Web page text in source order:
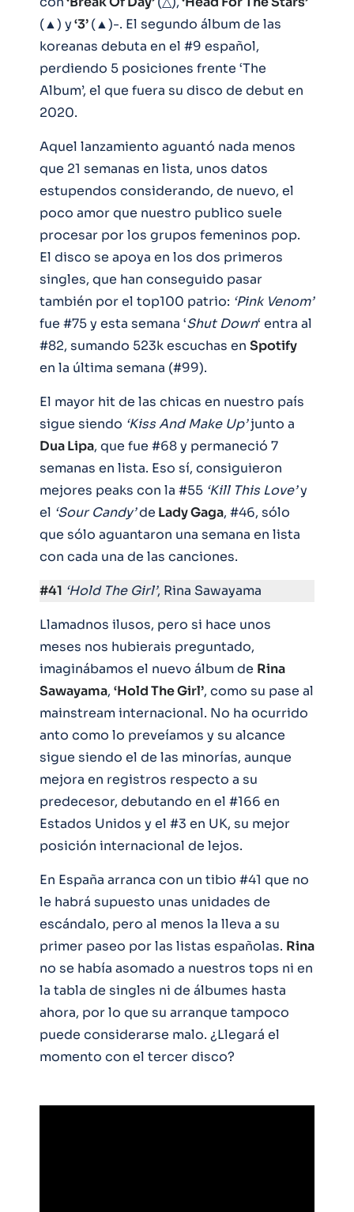
(▲) y‘3’(▲)-. El segundo álbum de las
koreanas debuta en el #9 español,
perdiendo 5 posiciones frente ‘The
Album’, el que fuera su disco de debut en
2020.
Aquel lanzamiento aguantó nada menos
que 21 semanas en lista, unos datos
estupendos considerando, de nuevo, el
poco amor que nuestro publico suele
procesar por los grupos femeninos pop.
El disco se apoya en los dos primeros
singles, que han conseguido pasar
también por el top100 patrio: ‘Pink Venom’
fue #75 y esta semana ‘Shut Down‘ entra al
#82, sumando 523k escuchas en Spotify
en la última semana (#99).
El mayor hit de las chicas en nuestro país
sigue siendo ‘Kiss And Make Up’junto a
Dua Lipa, que fue #68 y permaneció 7
semanas en lista. Eso sí, consiguieron
mejores peaks con la #55 ‘Kill This Love’y
el ‘Sour Candy’de Lady Gaga, #46, sólo
que sólo aguantaron una semana en lista
con cada una de las canciones.
#41 ‘Hold The Girl’, Rina Sawayama
Llamadnos ilusos, pero si hace unos
meses nos hubierais preguntado,
imaginábamos el nuevo álbum de Rina
Sawayama, ‘Hold The Girl’, como su pase al
mainstream internacional. No ha ocurrido
anto como lo preveíamos y su alcance
sigue siendo el de las minorías, aunque
mejora en registros respecto a su
predecesor, debutando en el #166 en
Estados Unidos y el #3 en UK, su mejor
posición internacional de lejos.
En España arranca con un tibio #41 que no
le habrá supuesto unas unidades de
escándalo, pero al menos la lleva a su
primer paseo por las listas españolas. Rina
no se había asomado a nuestros tops ni en
la tabla de singles ni de álbumes hasta
ahora, por lo que su arranque tampoco
puede considerarse malo. ¿Llegará el
momento con el tercer disco?